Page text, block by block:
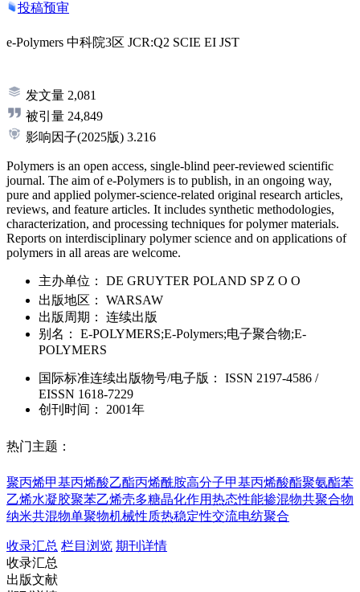
投稿预审
e-Polymers 中科院3区 JCR:Q2 SCIE EI JST
发文量 2,081
被引量 24,849
影响因子(2025版) 3.216
Polymers is an open access, single-blind peer-reviewed scientific
journal. The aim of e-Polymers is to publish, in an ongoing way,
pure and applied polymer-science-related original research articles,
reviews, and feature articles. It includes synthetic methodologies,
characterization, and processing techniques for polymer materials.
Reports on interdisciplinary polymer science and on applications of
polymers in all areas are welcome.
主办单位：
DE GRUYTER POLAND SP Z O O
出版地区：
WARSAW
出版周期：
连续出版
别名：
E-POLYMERS;E-Polymers;电子聚合物;E-
POLYMERS
国际标准连续出版物号/电子版 ： ISSN 2197-4586 /
EISSN 1618-7229
创刊时间：
2001年
热门主题：
聚丙烯甲基丙烯酸乙酯丙烯酰胺高分子甲基丙烯酸酯聚氨酯苯
乙烯水凝胶聚苯乙烯壳多糖晶化作用热态性能掺混物共聚合物
纳米共混物单聚物机械性质热稳定性交流电纺聚合
收录汇总 栏目浏览 期刊详情
收录汇总
出版文献